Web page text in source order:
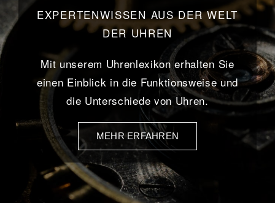
EXPERTENWISSEN AUS DER WELT
DER UHREN
Mit unserem Uhrenlexikon erhalten Sie
einen Einblick in die Funktionsweise und
die Unterschiede von Uhren.
MEHR ERFAHREN